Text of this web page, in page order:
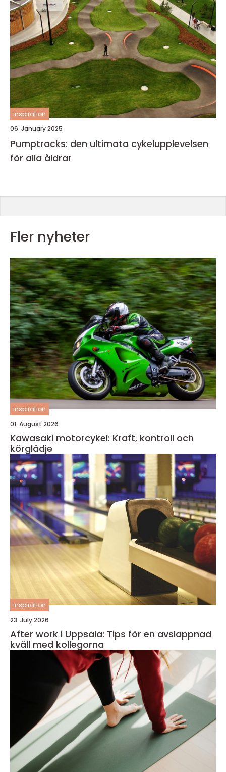
inspiration
06. January 2025
Pumptracks: den ultimata cykelupplevelsen
för alla åldrar
Fler nyheter
inspiration
01. August 2026
Kawasaki motorcykel: Kraft, kontroll och
körglädje
inspiration
23. July 2026
After work i Uppsala: Tips för en avslappnad
kväll med kollegorna